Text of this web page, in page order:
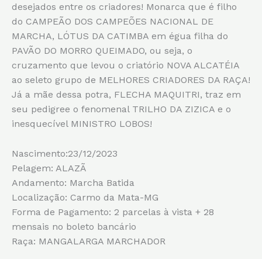
desejados entre os criadores! Monarca que é filho
do CAMPEÃO DOS CAMPEÕES NACIONAL DE
MARCHA, LÓTUS DA CATIMBA em égua filha do
PAVÃO DO MORRO QUEIMADO, ou seja, o
cruzamento que levou o criatório NOVA ALCATÉIA
ao seleto grupo de MELHORES CRIADORES DA RAÇA!
Já a mãe dessa potra, FLECHA MAQUITRI, traz em
seu pedigree o fenomenal TRILHO DA ZIZICA e o
inesquecível MINISTRO LOBOS!
Nascimento:23/12/2023
Pelagem: ALAZÃ
Andamento: Marcha Batida
Localização: Carmo da Mata-MG
Forma de Pagamento: 2 parcelas à vista + 28
mensais no boleto bancário
Raça: MANGALARGA MARCHADOR